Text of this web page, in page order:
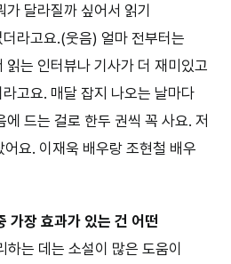
달라질까 싶어서 읽기
라고요.(웃음) 얼마 전부터는
읽는 인터뷰나 기사가 더 재미있고
고요. 매달 잡지 나오는 날마다
드는 걸로 한두 권씩 꼭 사요. 저
요. 이재욱 배우랑 조현철 배우
가장 효과가 있는 건 어떤
하는 데는 소설이 많은 도움이